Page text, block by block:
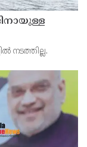
നടത്തില്ല.